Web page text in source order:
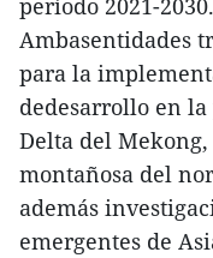
Ambasentidades
para la
dedesarrollo en
Delta del
montañosa del
además
emergentes de